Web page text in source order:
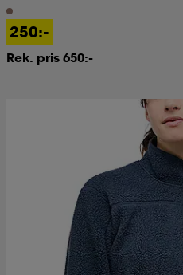
250:-
Rek. pris 650:-